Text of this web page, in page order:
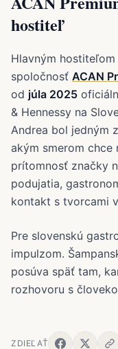
hostiteľ
Hlavným
spoločnosť ACAN
od júla 2025
& Hennessy na
Andrea bol jedným
akým smerom
prítomnosť značky
podujatia,
kontakt s tvorcami
Pre slovenskú
impulzom.
posúva späť tam,
rozhovoru s
ZDIEĽAŤ